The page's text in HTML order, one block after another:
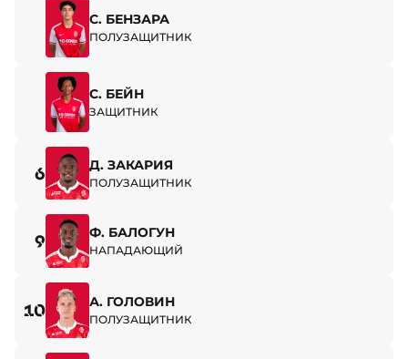
С. БЕНЗАРА
ПОЛУЗАЩИТНИК
С. БЕЙН
ЗАЩИТНИК
6 Д. ЗАКАРИЯ
ПОЛУЗАЩИТНИК
9 Ф. БАЛОГУН
НАПАДАЮЩИЙ
10 А. ГОЛОВИН
ПОЛУЗАЩИТНИК